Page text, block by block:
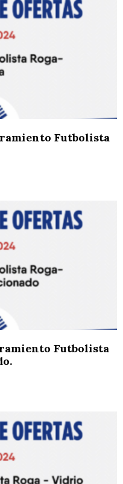
Futbolista
Futbolista